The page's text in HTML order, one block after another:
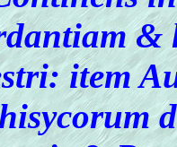
&
item